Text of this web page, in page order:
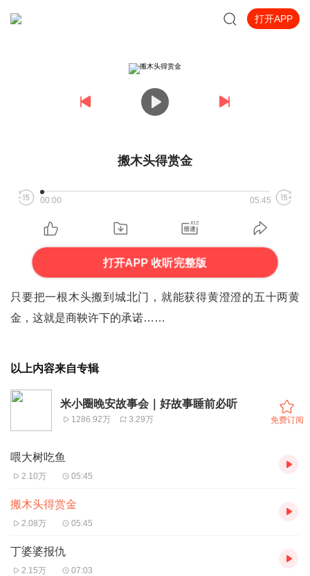
打开APP
搬木头得赏金
00:00 05:45
打开APP 收听完整版
只要把一根木头搬到城北门，就能获得黄澄澄的五十两黄
金，这就是商鞅许下的承诺……
以上内容来自专辑
米小圈晚安故事会｜好故事睡前必听
1286.92万 3.29万 免费订阅
喂大树吃鱼
2.10万 05:45
搬木头得赏金
2.08万 05:45
丁婆婆报仇
2.15万 07:03